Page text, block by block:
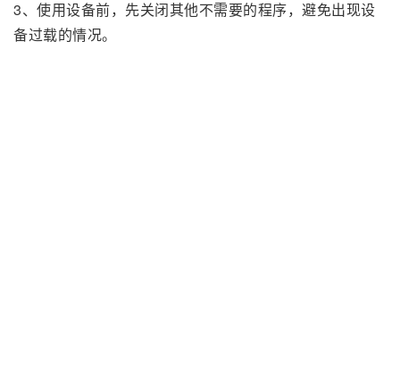
3、使用设备前，先关闭其他不需要的程序，避免出现设
备过载的情况。